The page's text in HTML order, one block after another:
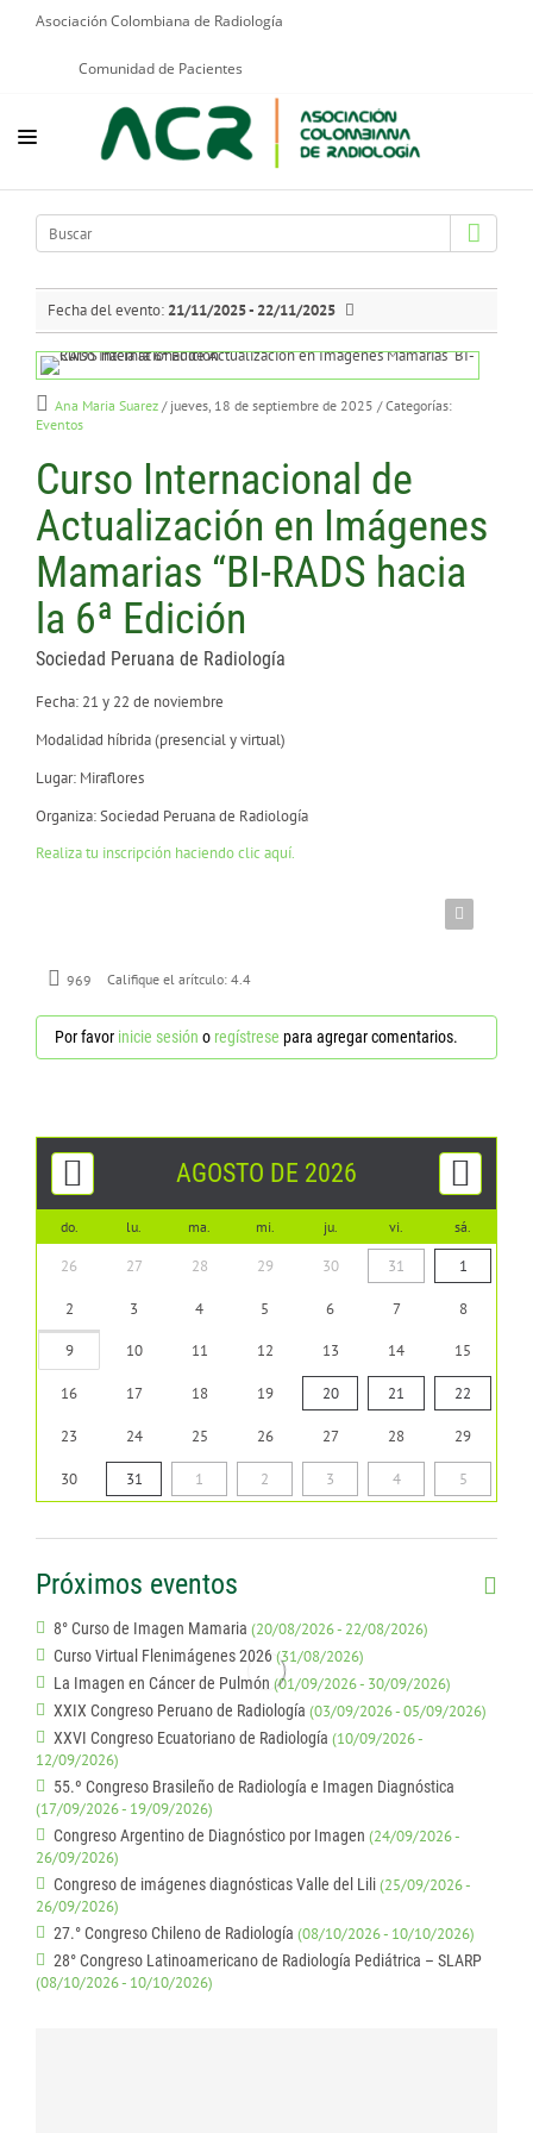
Asociación Colombiana de Radiología
Comunidad de Pacientes
NOSOTROS
PUBLICACIONES
PROGRAMAS INSTITUCIONALES
PROGRAMAS POR PATOLOGÍAS
GRUPOS CIENTÍFICOS
CONTÁCTENOS
Fecha del evento: 21/11/2025 - 22/11/2025
Ana Maria Suarez / jueves, 18 de septiembre de 2025 / Categorías:
Eventos
Curso Internacional de
Actualización en Imágenes
Mamarias “BI-RADS hacia
la 6ª Edición
Sociedad Peruana de Radiología
Fecha: 21 y 22 de noviembre
Modalidad híbrida (presencial y virtual)
Lugar: Miraflores
Organiza: Sociedad Peruana de Radiología
Realiza tu inscripción haciendo clic aquí.
969 Califique el arítculo: 4.4
Por favor inicie sesión o regístrese para agregar comentarios.
AGOSTO DE 2026
do. lu. ma. mi. ju. vi. sá.
26 27 28 29 30 31 1
2 3 4 5 6 7 8
9 10 11 12 13 14 15
16 17 18 19 20 21 22
23 24 25 26 27 28 29
30 31 1 2 3 4 5
Próximos eventos
8° Curso de Imagen Mamaria (20/08/2026 - 22/08/2026)
Curso Virtual Flenimágenes 2026(31/08/2026)
La Imagen en Cáncer de Pulmón (01/09/2026 - 30/09/2026)
XXIX Congreso Peruano de Radiología (03/09/2026 - 05/09/2026)
XXVI Congreso Ecuatoriano de Radiología (10/09/2026 -
12/09/2026)
55.º Congreso Brasileño de Radiología e Imagen Diagnóstica
(17/09/2026 - 19/09/2026)
Congreso Argentino de Diagnóstico por Imagen (24/09/2026 -
26/09/2026)
Congreso de imágenes diagnósticas Valle del Lili(25/09/2026 -
26/09/2026)
27.° Congreso Chileno de Radiología (08/10/2026 - 10/10/2026)
28° Congreso Latinoamericano de Radiología Pediátrica – SLARP
(08/10/2026 - 10/10/2026)